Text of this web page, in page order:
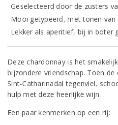
Geselecteerd door de zusters
Mooi getypeerd, met tonen van
Lekker als aperitief, bij in boter
Deze chardonnay is het
bijzondere vriendschap. Toen
Sint-Catharinadal tegenviel,
hulp met deze heerlijke wijn.
Een paar kenmerken op een rij: